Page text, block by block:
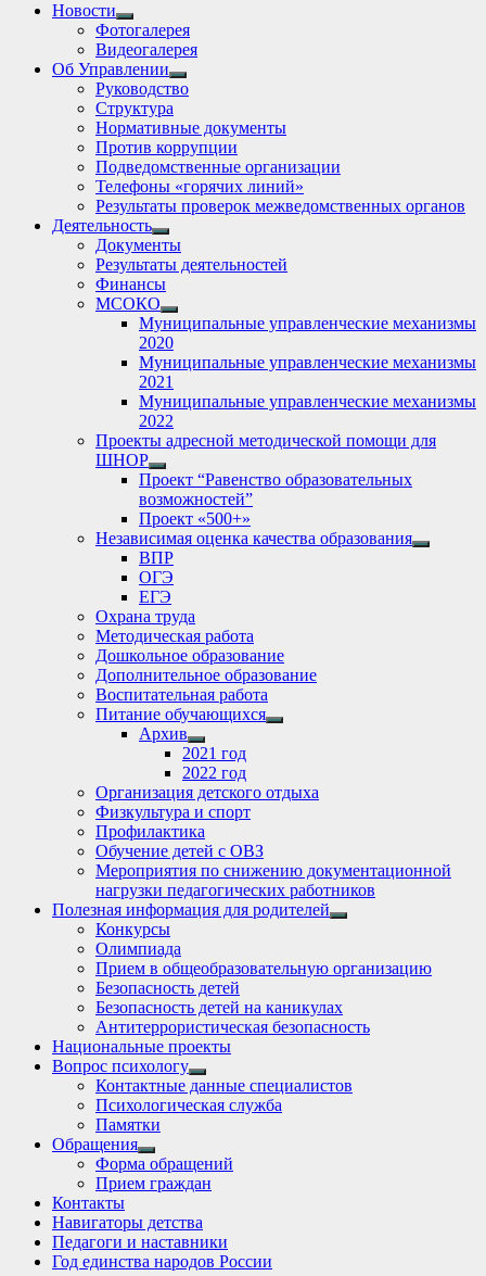
Новости
Show
sub
menu
Фотогалерея
Видеогалерея
Об Управлении
Show
sub
Руководство
Структура
Нормативные документы
Против коррупции
Подведомственные организации
Телефоны «горячих линий»
Результаты проверок межведомственных органов
Деятельность
Show
sub
menu
Документы
Результаты деятельностей
Финансы
МСОКО
Show
sub
menu
Муниципальные управленческие механизмы
2020
Муниципальные управленческие механизмы
2021
Муниципальные управленческие механизмы
2022
Проекты адресной методической помощи для
ШНОР
Show
sub
menu
Проект “Равенство образовательных
возможностей”
Проект «500+»
Независимая оценка качества образования
Show
ВПР
ОГЭ
ЕГЭ
Охрана труда
Методическая работа
Дошкольное образование
Дополнительное образование
Воспитательная работа
Питание обучающихся
Show
Архив
Show
sub
menu
2021 год
2022 год
Организация детского отдыха
Физкультура и спорт
Профилактика
Обучение детей с ОВЗ
Мероприятия по снижению документационной
нагрузки педагогических работников
Полезная информация для родителей
Show
Конкурсы
Олимпиада
Прием в общеобразовательную организацию
Безопасность детей
Безопасность детей на каникулах
Антитеррористическая безопасность
Национальные проекты
Вопрос психологу
Show
sub
menu
Контактные данные специалистов
Психологическая служба
Памятки
Обращения
Show
sub
menu
Форма обращений
Прием граждан
Контакты
Навигаторы детства
Педагоги и наставники
Год единства народов России